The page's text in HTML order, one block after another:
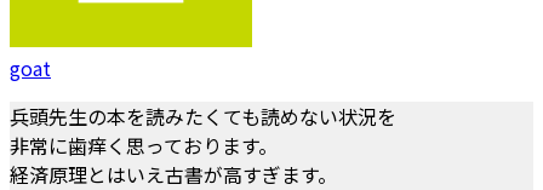
goat
兵頭先生の本を読みたくても読めない状況を
非常に歯痒く思っております。
経済原理とはいえ古書が高すぎます。